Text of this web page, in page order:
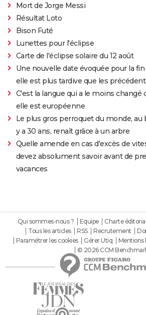
Mort de Jorge Messi
Résultat Loto
Bison Futé
Lunettes pour l'éclipse
Carte de l'éclipse solaire du 12 août
Une nouvelle date évoquée pour la fin
elle est plus tardive que les
C'est la langue qui a le moins changé
elle est européenne
Le plus gros perroquet du monde,
y a 30 ans, renaît grâce à un arbre
Quelle amende en cas d'excès de
devez absolument savoir avant de
vacances
Qui sommes-nous ? Equipe Charte
Tous les articles
RSS Recrutement
Paramétrer les cookies
Gérer Utiq Mentions
© 2026 CCM